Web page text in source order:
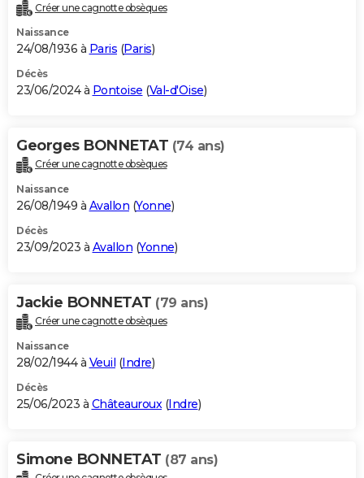
Créer une cagnotte obsèques
Naissance
24/08/1936 à Paris (Paris)
Décès
23/06/2024 à Pontoise (Val-d'Oise)
Georges BONNETAT (74 ans)
Créer une cagnotte obsèques
Naissance
26/08/1949 à Avallon (Yonne)
Décès
23/09/2023 à Avallon (Yonne)
Jackie BONNETAT (79 ans)
Créer une cagnotte obsèques
Naissance
28/02/1944 à Veuil (Indre)
Décès
25/06/2023 à Châteauroux(Indre)
Simone BONNETAT (87 ans)